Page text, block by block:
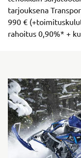
tarjouksena
990 €
rahoitus 0,90%* +